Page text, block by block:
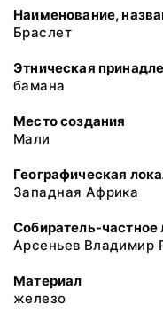
Наименование,
Браслет
Этническая
бамана
Место создания
Мали
Географическая
Западная Африка
Собиратель-частное
Арсеньев Владимир
Материал
железо